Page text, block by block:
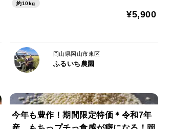
約10kg
¥5,900
岡山県岡山市東区
ふるいち農園
今年も豊作！期間限定特価＊令和7年